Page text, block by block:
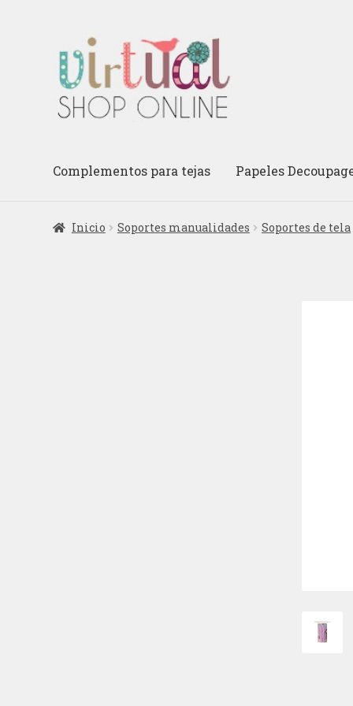
la
navegación
al
contenido
Complementos para tejas Papeles
Inicio Soportes manualidades Soportes de tela